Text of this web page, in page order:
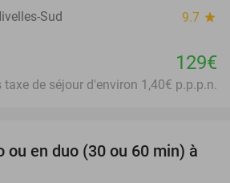
Sud 9.7 star
129€
taxe de séjour d'environ 1,40€ p.p.p.n.
46%
ou en duo (30 ou 60 min) à